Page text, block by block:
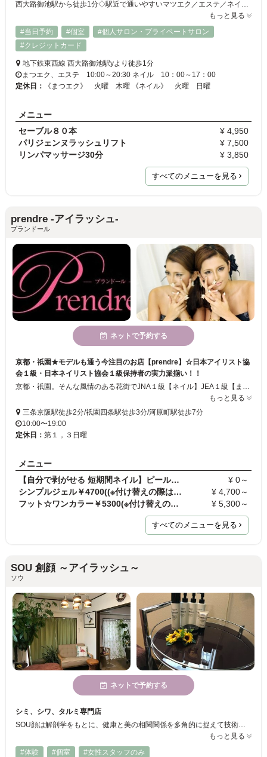
西大路御池駅から徒歩1分◇駅近で通いやすいマツエク／エステ／ネイルの施術を受けられるサロン♪高い技術力＆高品質で大人女性におススメ☆最高級セーブルを使用するマツエクは、自然な仕上がりでつけ心地も抜群！お客様の目元のお悩みやライフスタイルに合わせて、ぴったりのデザインをご提案します！初回オフ無料／つけ放題メニューでボリュームUPも◎
もっと見る
#当日予約
#個室
#個人サロン・プライベートサロン
#クレジットカード
地下鉄東西線 西大路御池駅yより徒歩1分
まつエク、エステ 10:00～20:30 ネイル 10：00～17：00
定休日：
《まつエク》 火曜 木曜 《ネイル》 火曜 日曜
メニュー
セーブル８０本
¥ 4,950
パリジェンヌラッシュリフト
¥ 7,500
リンパマッサージ30分
¥ 3,850
すべてのメニューを見る
prendre -アイラッシュ-
プランドール
ネットで予約する
京都・祇園★モデルも通う今注目のお店【prendre】☆日本アイリスト協
会１級・日本ネイリスト協会１級保持者の実力派揃い！！
京都・祇園。そんな風情のある花街でJNA１級【ネイル】JEA１級【まつげエクステ】資格保持の実力派揃いのプランドールでいつもとは少し違う自分を手に入れてはみませんか？今、話題のまつ毛エクステンション、バイオジェルネイル、スカルプチュアネイルをご提供致しております☆彡当店ではネイルとまつげエクステ、同時施術できますので、お忙しい方にもオススメです！！是非この機会にお立ち寄り下さいませ♪
もっと見る
三条京阪駅徒歩2分/祇園四条駅徒歩3分/河原町駅徒歩7分
10:00〜19:00
定休日： 第１，３日曜
メニュー
【自分で剥がせる 短期間ネイル】ピールオフジェル
¥ 0～
シンプルジェル￥4700((※付け替えの際はオフを選択)
¥ 4,700～
フット☆ワンカラー￥5300(※付け替えの際はオフを選択)
¥ 5,300～
すべてのメニューを見る
SOU 創顔 ～アイラッシュ～
ソウ
ネットで予約する
シミ、シワ、タルミ専門店
もっと見る
#体験
#個室
#女性スタッフのみ